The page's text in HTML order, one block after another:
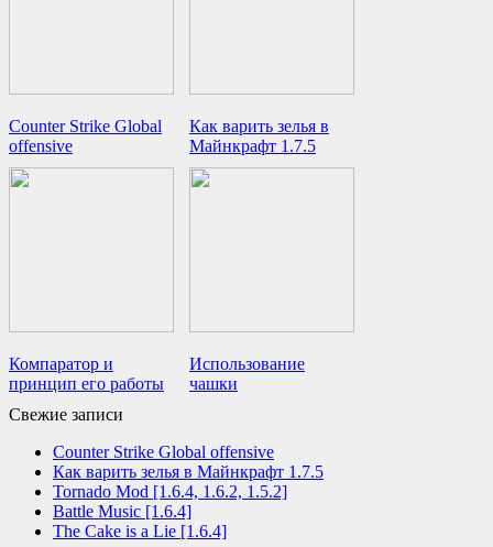
Counter Strike Global
offensive
Как варить зелья в
Майнкрафт 1.7.5
Компаратор и
принцип его работы
Использование
чашки
Свежие записи
Counter Strike Global offensive
Как варить зелья в Майнкрафт 1.7.5
Tornado Mod [1.6.4, 1.6.2, 1.5.2]
Battle Music [1.6.4]
The Cake is a Lie [1.6.4]